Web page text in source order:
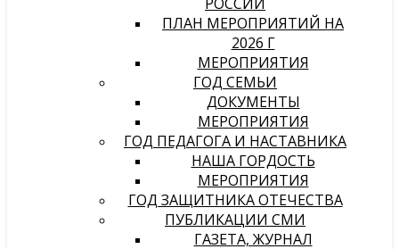
ПЛАН МЕРОПРИЯТИЙ НА
2026 Г
МЕРОПРИЯТИЯ
ГОД СЕМЬИ
ДОКУМЕНТЫ
МЕРОПРИЯТИЯ
ГОД ПЕДАГОГА И НАСТАВНИКА
НАША ГОРДОСТЬ
МЕРОПРИЯТИЯ
ГОД ЗАЩИТНИКА ОТЕЧЕСТВА
ПУБЛИКАЦИИ СМИ
ГАЗЕТА, ЖУРНАЛ